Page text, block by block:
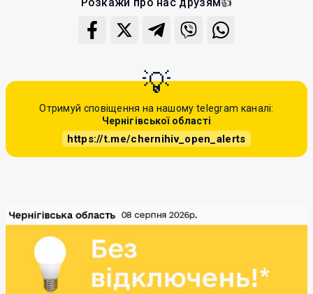
Отримуй сповіщення на нашому telegram каналі:
Чернігівської області
https://t.me/chernihiv_open_alerts